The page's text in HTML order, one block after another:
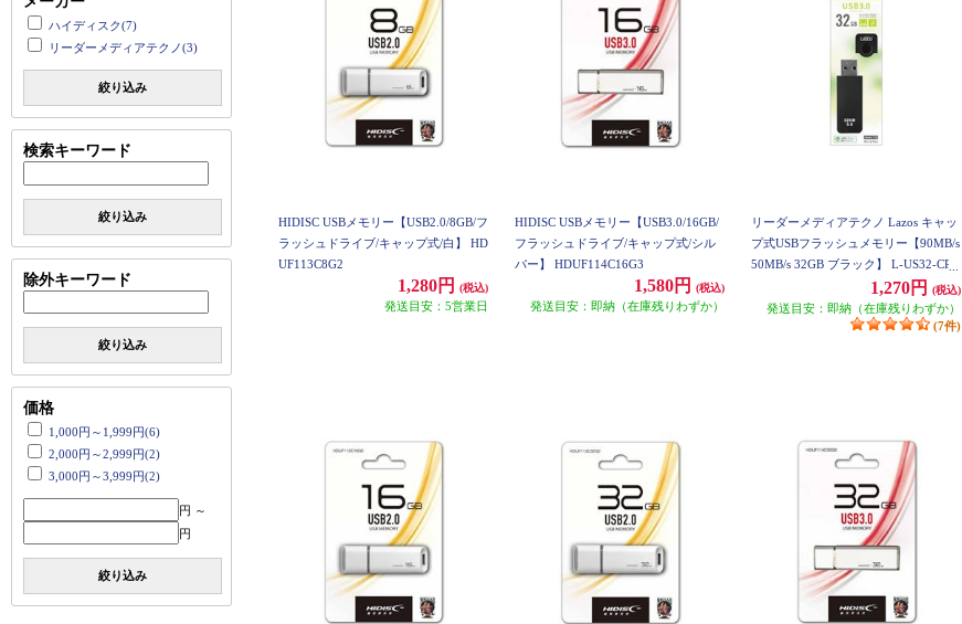
ハイディスク(7)
リーダーメディアテクノ(3)
絞り込み
検索キーワード
絞り込み
除外キーワード
絞り込み
価格
1,000円～1,999円(6)
2,000円～2,999円(2)
3,000円～3,999円(2)
円 ～
円
絞り込み
HIDISC USBメモリー【USB2.0/8GB/フ
ラッシュドライブ/キャップ式/白】 HD
UF113C8G2
1,280円 (税込)
発送目安：5営業日
HIDISC USBメモリー【USB3.0/16GB/
フラッシュドライブ/キャップ式/シル
バー】 HDUF114C16G3
1,580円 (税込)
発送目安：即納（在庫残りわずか）
リーダーメディアテクノ Lazos キャッ
プ式USBフラッシュメモリー【90MB/s
50MB/s 32GB ブラック】 L-US32-CPB
1,270円 (税込)
発送目安：即納（在庫残りわずか）
(7件)